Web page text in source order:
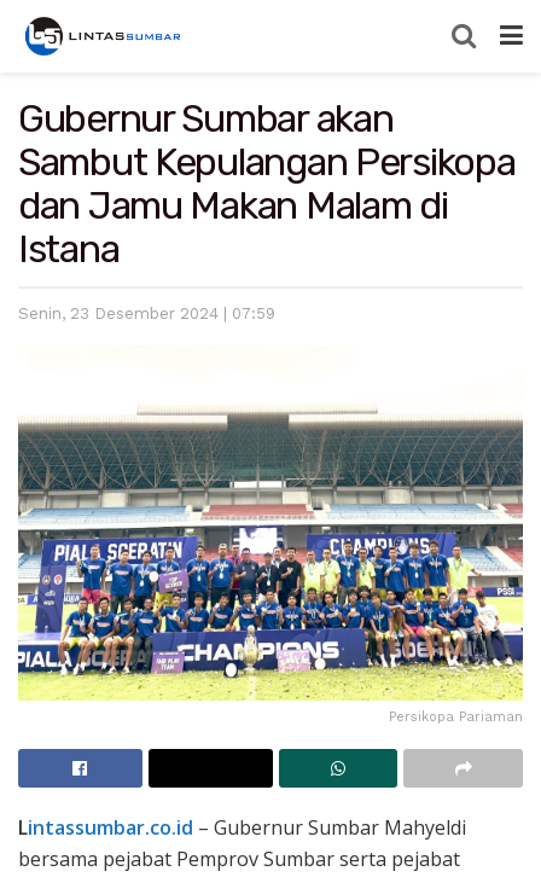
Gubernur Sumbar akan
Sambut Kepulangan Persikopa
dan Jamu Makan Malam di
Istana
Senin, 23 Desember 2024 | 07:59
Persikopa Pariaman
Lintassumbar.co.id – Gubernur Sumbar Mahyeldi
bersama pejabat Pemprov Sumbar serta pejabat